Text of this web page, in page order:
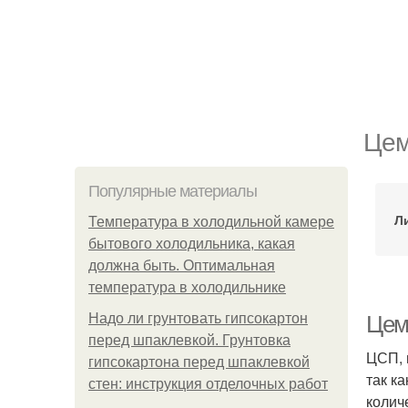
Популярные материалы
Температура в холодильной камере
бытового холодильника, какая
должна быть. Оптимальная
температура в холодильнике
Надо ли грунтовать гипсокартон
перед шпаклевкой. Грунтовка
гипсокартона перед шпаклевкой
стен: инструкция отделочных работ
ЦСП,
так